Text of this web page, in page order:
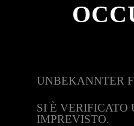
UNBEKANNTER
SI È VERIFICATO
IMPREVISTO.